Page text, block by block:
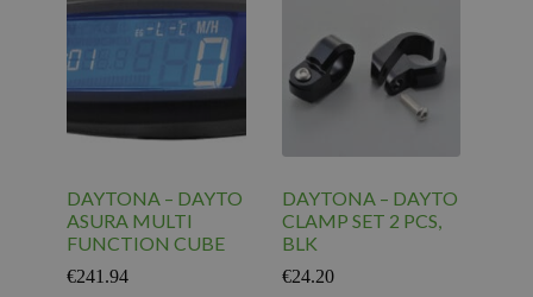
DAYTONA – DAYTO
ASURA MULTI
FUNCTION CUBE
€241.94
DAYTONA – DAYTO
CLAMP SET 2 PCS,
BLK
€24.20